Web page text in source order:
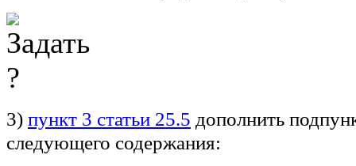
3) пункт 3 статьи 25.5 дополнить
следующего содержания: